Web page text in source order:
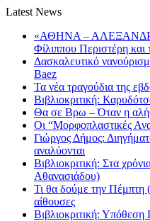
Latest News
«ΑΘΗΝΑ –
Φίλιππου Περιστέρη
Δασκαλευτικό
Baez
Τα νέα τραγούδια της
Βιβλιοκριτική:
Θα σε Βρω – Όταν η
Οι “Μορφοπλαστικές
Γιώργος Δήμος:
αναλύονται
Βιβλιοκριτική: Στα
Αθανασιάδου)
Τι θα δούμε την Πέμπτη
αίθουσες
Βιβλιοκριτική: